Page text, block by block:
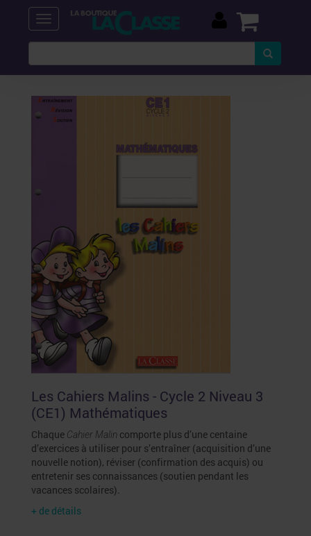
Les Cahiers Malins - Cycle 2 Niveau 3
(CE1) Mathématiques
Chaque Cahier Malin comporte plus d’une centaine
d’exercices à utiliser pour s’entraîner (acquisition d’une
nouvelle notion), réviser (confirmation des acquis) ou
entretenir ses connaissances (soutien pendant les
vacances scolaires).
+ de détails